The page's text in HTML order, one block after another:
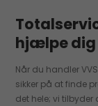
hjælpe dig
Når du handler
sikker på at finde
det hele; vi tilbyder